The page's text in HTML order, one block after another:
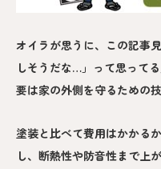
オイラが思うに、この記事
しそうだな…」って思って
要は家の外側を守るための
塗装と比べて費用はかかる
し、断熱性や防音性まで上